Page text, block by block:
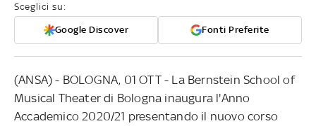
Sceglici su:
Google Discover Fonti Preferite
(ANSA) - BOLOGNA, 01 OTT - La Bernstein School of
Musical Theater di Bologna inaugura l'Anno
Accademico 2020/21 presentando il nuovo corso